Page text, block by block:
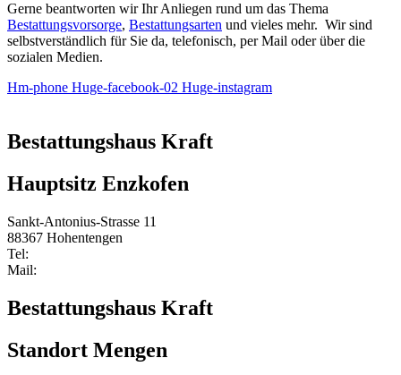
Gerne beantworten wir Ihr Anliegen rund um das Thema
Bestattungsvorsorge, Bestattungsarten und vieles mehr. Wir sind
selbstverständlich für Sie da, telefonisch, per Mail oder über die
sozialen Medien.
Hm-phone Huge-facebook-02 Huge-instagram
Bestattungshaus Kraft
Hauptsitz Enzkofen
Sankt-Antonius-Strasse 11
88367 Hohentengen
Tel:
Mail:
Bestattungshaus Kraft
Standort Mengen